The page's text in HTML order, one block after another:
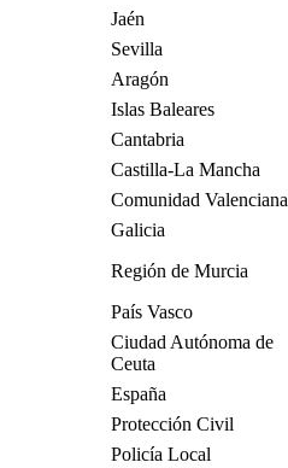
Jaén
Sevilla
Aragón
Islas Baleares
Cantabria
Castilla-La Mancha
Comunidad Valenciana
Galicia
Región de Murcia
País Vasco
Ciudad Autónoma de
Ceuta
España
Protección Civil
Policía Local